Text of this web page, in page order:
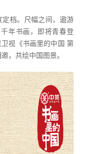
档。尺幅之间，遨游
年书画，即将青春登
视《书画里的中国 第
，共绘中国图景。